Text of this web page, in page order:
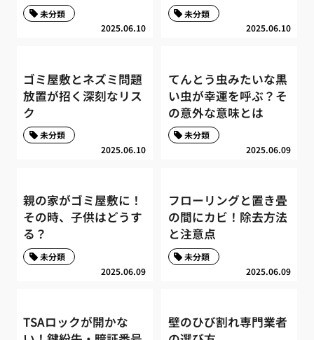
2025.06.10
未分類
2025.06.10
未分類
ゴミ屋敷とネズミ問題
放置が招く深刻なリス
ク
2025.06.10
未分類
てんとう虫みたいな黒
い虫が幸運を呼ぶ？そ
の意外な意味とは
2025.06.09
未分類
親の家がゴミ屋敷に！
その時、子供はどうす
る？
2025.06.09
未分類
フローリングと置き畳
の間にカビ！除去方法
と注意点
2025.06.09
未分類
TSAロックが開かな
壁のひび割れ専門業者